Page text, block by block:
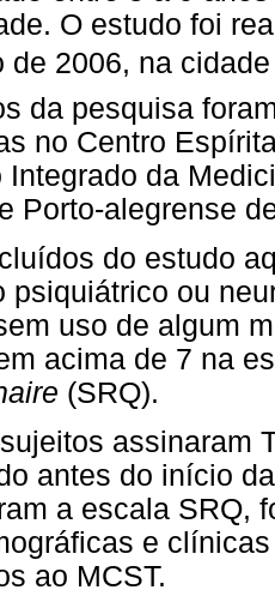
O estudo foi
de 2006, na
da pesquisa
no Centro
Integrado da
Porto-alegrense
do estudo
psiquiátrico ou
uso de algum
acima de 7 na
(SRQ).
assinaram
antes do início
a escala SRQ,
e
ao MCST.